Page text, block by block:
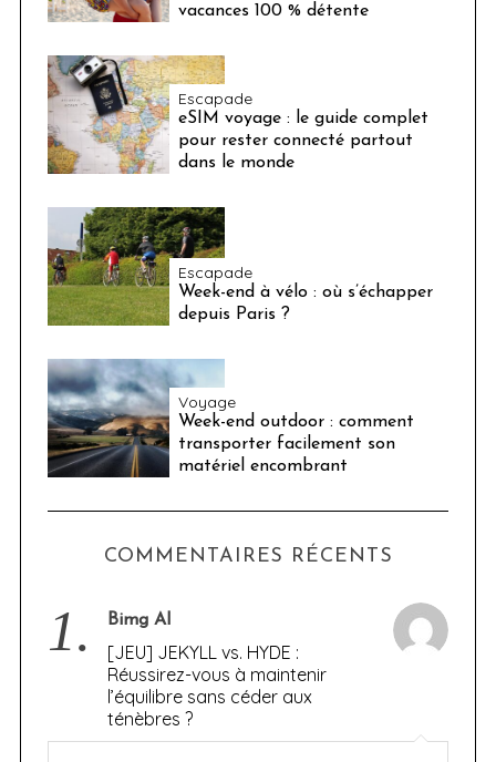
vacances 100 % détente
Escapade
eSIM voyage : le guide complet
pour rester connecté partout
dans le monde
Escapade
Week-end à vélo : où s’échapper
depuis Paris ?
Voyage
Week-end outdoor : comment
transporter facilement son
matériel encombrant
COMMENTAIRES RÉCENTS
1. Bimg AI
[JEU] JEKYLL vs. HYDE :
Réussirez-vous à maintenir
l’équilibre sans céder aux
ténèbres ?